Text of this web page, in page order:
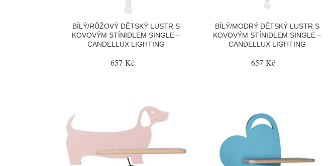
BÍLÝ/RŮŽOVÝ DĚTSKÝ LUSTR S
KOVOVÝM STÍNIDLEM SINGLE –
CANDELLUX LIGHTING
657 Kč
BÍLÝ/MODRÝ DĚTSKÝ LUSTR S
KOVOVÝM STÍNIDLEM SINGLE –
CANDELLUX LIGHTING
657 Kč